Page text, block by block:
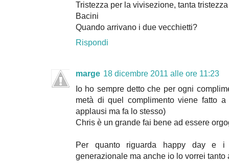
Tristezza per la vivisezione, tanta tristezza
Bacini
Quando arrivano i due vecchietti?
Rispondi
marge 18 dicembre 2011 alle ore 11:23
Io ho sempre detto che per ogni
metà di quel complimento viene fatto
applausi ma fa lo stesso)
Chris è un grande fai bene ad essere
Per quanto riguarda happy day e i
generazionale ma anche io lo vorrei tanto